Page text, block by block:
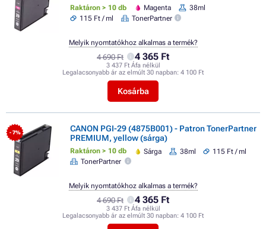
Raktáron > 10 db Magenta
38ml
115 Ft / ml
TonerPartner
4 690 Ft 4 365 Ft
3 437 Ft Áfa nélkül
Legalacsonyabb ár az elmúlt 30 napban: 4 100 Ft
Kosárba
Melyik nyomtatókhoz alkalmas a termék?
- 7%
CANON PGI-29 (4875B001) - Patron TonerPartner
PREMIUM, yellow (sárga)
Raktáron > 10 db Sárga 38ml
115 Ft / ml
TonerPartner
4 690 Ft 4 365 Ft
3 437 Ft Áfa nélkül
Legalacsonyabb ár az elmúlt 30 napban: 4 100 Ft
Melyik nyomtatókhoz alkalmas a termék?